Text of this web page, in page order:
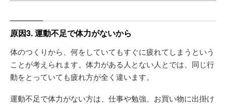
原因3. 運動不足で体力がないから
体のつくりから、何をしていてもすぐに疲れてしまうという
ことが考えられます。体力がある人とない人とでは、同じ行
動をとっていても疲れ方が全く違います。
運動不足で体力がない方は、仕事や勉強、お買い物に出掛け